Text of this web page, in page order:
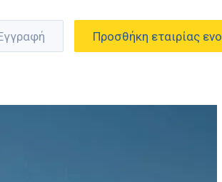
Προσθήκη εταιρίας